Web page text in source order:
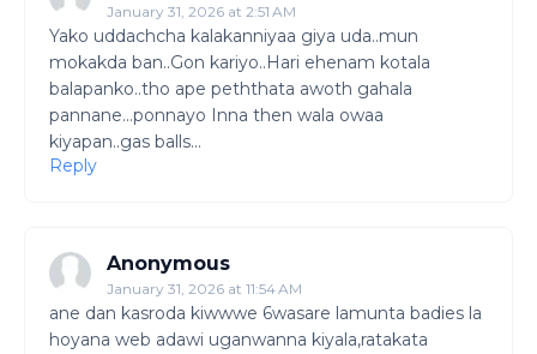
January 31, 2026 at 2:51 AM
Yako uddachcha kalakanniyaa giya uda..mun
mokakda ban..Gon kariyo..Hari ehenam kotala
balapanko..tho ape peththata awoth gahala
pannane...ponnayo Inna then wala owaa
kiyapan..gas balls...
Reply
Anonymous
January 31, 2026 at 11:54 AM
ane dan kasroda kiwwwe 6wasare lamunta badies la
hoyana web adawi uganwanna kiyala,ratakata